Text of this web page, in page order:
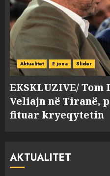
Aktualitet E jona Slider
EKSKLUZIVE/ Tom
Veliajn në Tiranë,
fituar kryeqytetin
AKTUALITET